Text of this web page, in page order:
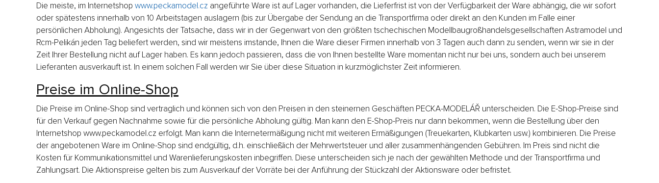
Die meiste, im Internetshop www.peckamodel.cz angeführte Ware ist auf Lager vorhanden, die Lieferfrist ist von der Verfügbarkeit der Ware abhängig, die wir sofort
oder spätestens innerhalb von 10 Arbeitstagen auslagern (bis zur Übergabe der Sendung an die Transportfirma oder direkt an den Kunden im Falle einer
persönlichen Abholung). Angesichts der Tatsache, dass wir in der Gegenwart von den größten tschechischen Modellbaugroßhandelsgesellschaften Astramodel und
Rcm-Pelikán jeden Tag beliefert werden, sind wir meistens imstande, Ihnen die Ware dieser Firmen innerhalb von 3 Tagen auch dann zu senden, wenn wir sie in der
Zeit Ihrer Bestellung nicht auf Lager haben. Es kann jedoch passieren, dass die von Ihnen bestellte Ware momentan nicht nur bei uns, sondern auch bei unserem
Lieferanten ausverkauft ist. In einem solchen Fall werden wir Sie über diese Situation in kurzmöglichster Zeit informieren.
Preise im Online-Shop
Die Preise im Online-Shop sind vertraglich und können sich von den Preisen in den steinernen Geschäften PECKA-MODELÁŘ unterscheiden. Die E-Shop-Preise sind
für den Verkauf gegen Nachnahme sowie für die persönliche Abholung gültig. Man kann den E-Shop-Preis nur dann bekommen, wenn die Bestellung über den
Internetshop www.peckamodel.cz erfolgt. Man kann die Internetermäßigung nicht mit weiteren Ermäßigungen (Treuekarten, Klubkarten usw.) kombinieren. Die Preise
der angebotenen Ware im Online-Shop sind endgültig, d.h. einschließlich der Mehrwertsteuer und aller zusammenhängenden Gebühren. Im Preis sind nicht die
Kosten für Kommunikationsmittel und Warenlieferungskosten inbegriffen. Diese unterscheiden sich je nach der gewählten Methode und der Transportfirma und
Zahlungsart. Die Aktionspreise gelten bis zum Ausverkauf der Vorräte bei der Anführung der Stückzahl der Aktionsware oder befristet.